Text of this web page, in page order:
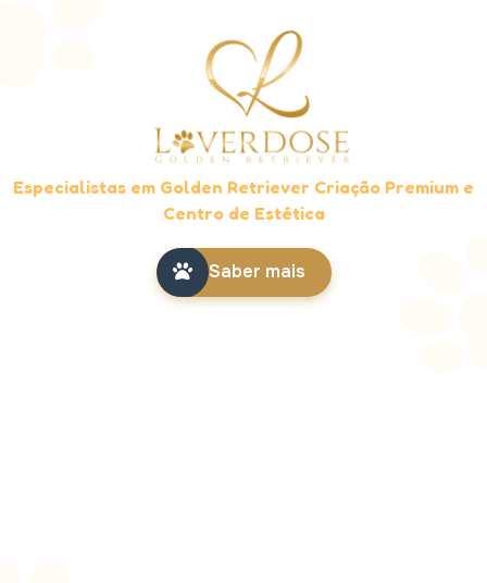
Especialistas em Golden Retriever Criação Premium e
Centro de Estética
Saber mais